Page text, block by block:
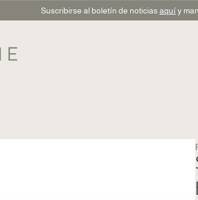
Suscribirse al boletín de noticiasaquíy